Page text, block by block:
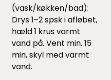
(vask/køkken/bad):
Drys 1–2 spsk i afløbet,
hæld 1 krus varmt
vand på. Vent min. 15
min, skyl med varmt
vand.